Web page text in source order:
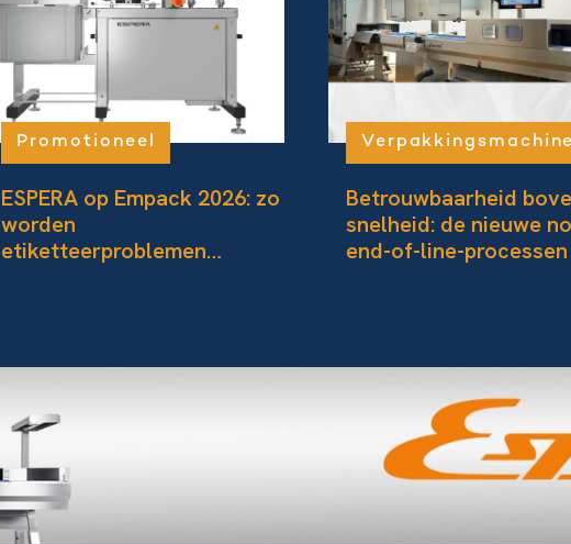
Promotioneel
ESPERA op Empack 2026: zo
worden
etiketteerproblemen
Betrouwbaarheid
snelheid: de nieuwe
end-of-line-processen